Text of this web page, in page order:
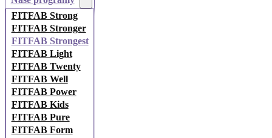
FITFAB Strong
FITFAB Stronger
FITFAB Strongest
FITFAB Light
FITFAB Twenty
FITFAB Well
FITFAB Power
FITFAB Kids
FITFAB Pure
FITFAB Form